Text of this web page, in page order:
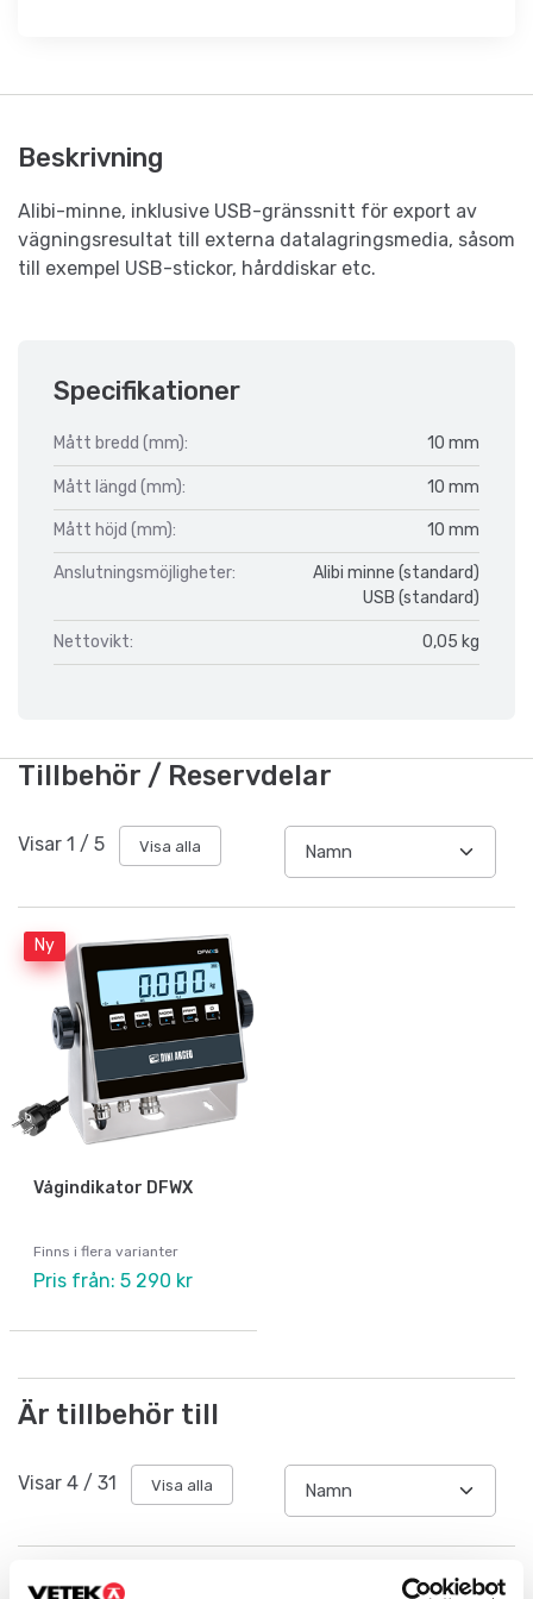
Beskrivning
Alibi-minne, inklusive USB-gränssnitt för export av
vägningsresultat till externa datalagringsmedia, såsom
till exempel USB-stickor, hårddiskar etc.
Specifikationer
Mått bredd (mm): 10 mm
Mått längd (mm): 10 mm
Mått höjd (mm): 10 mm
Anslutningsmöjligheter:
Alibi minne (standard)
USB (standard)
Nettovikt: 0,05 kg
Tillbehör / Reservdelar
Visar 1 / 5 Visa alla
Ny
Vågindikator DFWX
Finns i flera varianter
Pris från: 5 290 kr
Är tillbehör till
Visar 4 / 31 Visa alla